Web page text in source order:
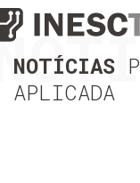
NOTÍCIAS
APLICADA